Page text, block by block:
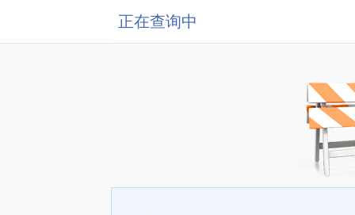
正在查询中